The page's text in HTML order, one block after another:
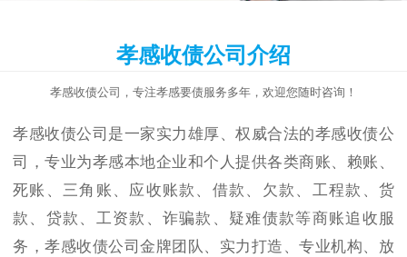
孝感收债公司介绍
孝感收债公司，专注孝感要债服务多年，欢迎您随时咨询！
孝感收债公司是一家实力雄厚、权威合法的孝感收债公
司，专业为孝感本地企业和个人提供各类商账、赖账、
死账、三角账、应收账款、借款、欠款、工程款、货
款、贷款、工资款、诈骗款、疑难债款等商账追收服
务，孝感收债公司金牌团队、实力打造、专业机构、放